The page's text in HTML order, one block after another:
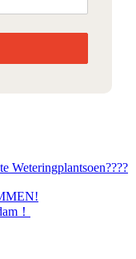
Weteringplantsoen????
！